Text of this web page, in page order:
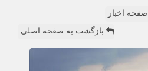
صفحه اخبار
بازگشت به صفحه اصلی